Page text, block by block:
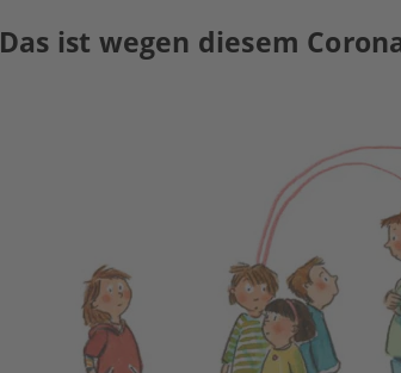
Das ist wegen diesem